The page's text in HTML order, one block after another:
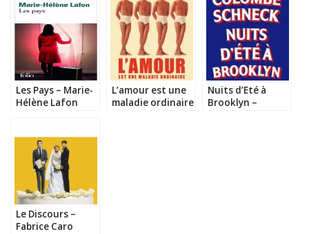
Les Pays – Marie-
Hélène Lafon
L’amour est une
maladie ordinaire
Nuits d’Eté à
Brooklyn –
Le Discours –
Fabrice Caro